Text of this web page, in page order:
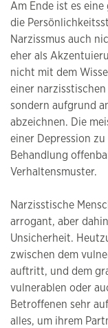
Am Ende ist es
die
Narzissmus auch
eher als
nicht mit dem
einer
sondern aufgrund
abzeichnen. Die
einer Depression
Behandlung
Verhaltensmuster.
Narzisstische
arrogant, aber
Unsicherheit.
zwischen dem
auftritt, und dem
vulnerablen oder
Betroffenen sehr
alles, um ihrem